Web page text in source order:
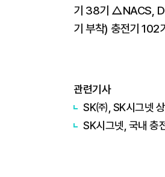
기 38기 △NACS,
기 부착) 충전기 102
관련기사
SK㈜, SK시그넷
SK시그넷, 국내 충